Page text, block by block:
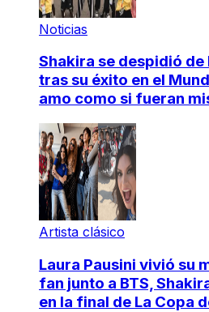
Noticias
Shakira se despidió
tras su éxito en el
amo como si fueran
Artista clásico
Laura Pausini vivió su
fan junto a BTS,
en la final de La Copa